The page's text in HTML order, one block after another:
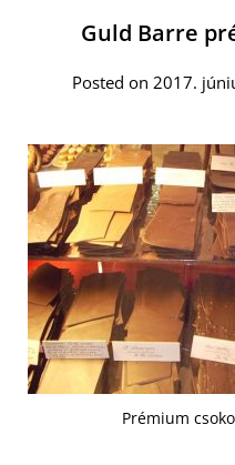
Guld Barre
Posted on 2017.
Prémium